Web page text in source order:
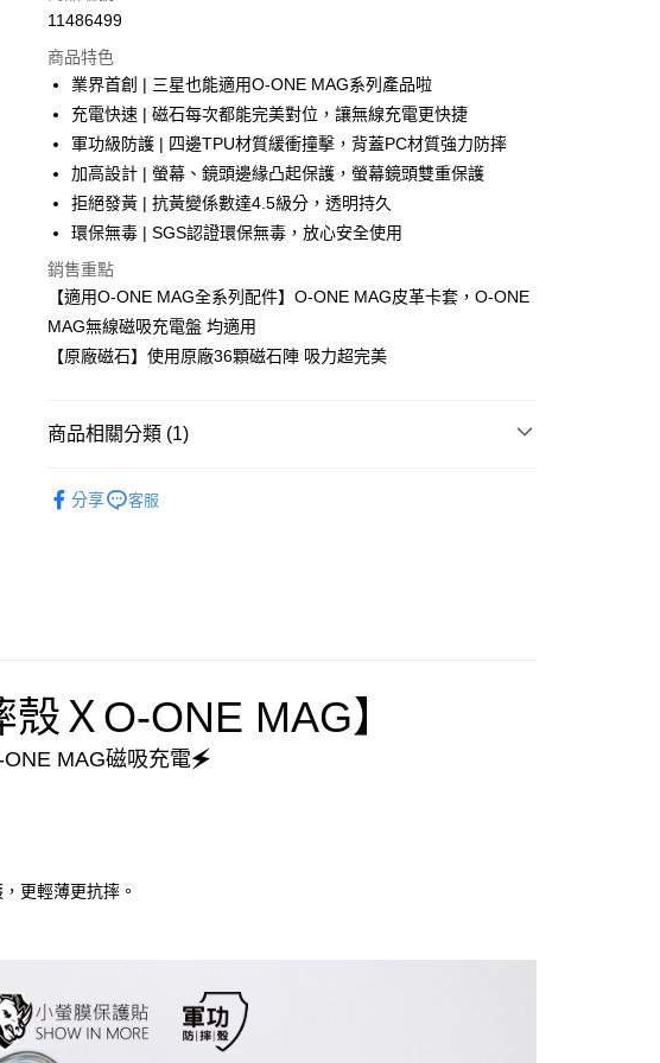
LINE Pay
Apple Pay
街口支付
悠遊付
運送方式
11486499
商品特色
業界首創 | 三星也能適用O-ONE MAG系列產品啦
充電快速 | 磁石每次都能完美對位，讓無線充電更快捷
軍功級防護 | 四邊TPU材質緩衝撞擊，背蓋PC材質強力防摔
加高設計 | 螢幕、鏡頭邊緣凸起保護，螢幕鏡頭雙重保護
拒絕發黃 | 抗黃變係數達4.5級分，透明持久
環保無毒 | SGS認證環保無毒，放心安全使用
銷售重點
【適用O-ONE MAG全系列配件】O-ONE MAG皮革卡套，O-ONE
MAG無線磁吸充電盤 均適用
【原廠磁石】使用原廠36顆磁石陣 吸力超完美
商品相關分類 (1)
分享
客服
殼Ｘ O-ONE MAG】
ONE MAG磁吸充電🗲
更輕薄更抗摔。